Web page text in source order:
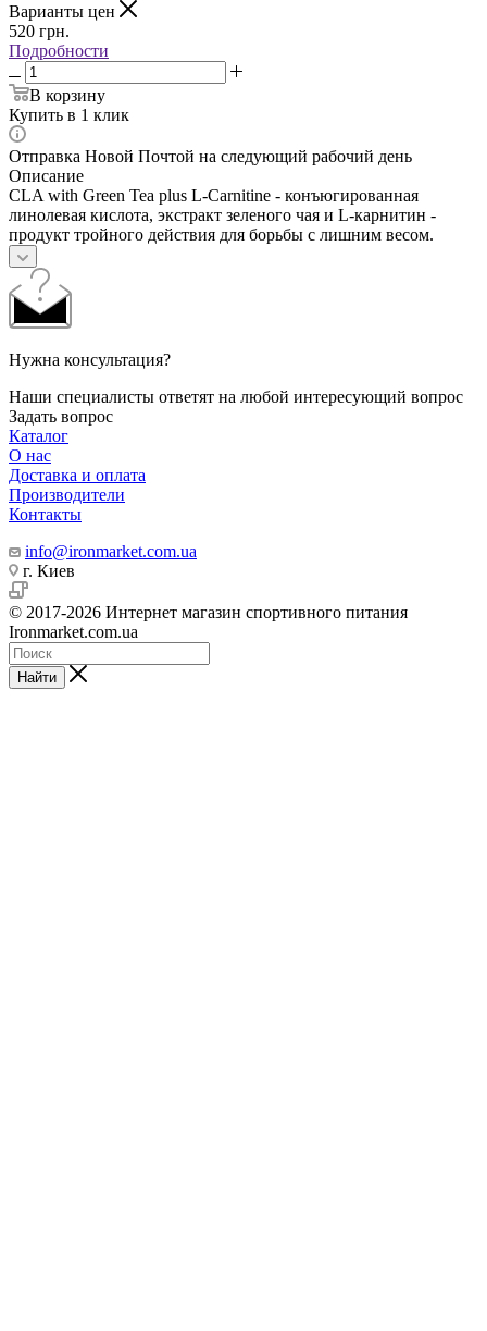
Варианты цен
520 грн.
Подробности
В корзину
Купить в 1 клик
Отправка Новой Почтой на следующий рабочий день
Описание
CLA with Green Tea plus L-Carnitine - конъюгированная
линолевая кислота, экстракт зеленого чая и L-карнитин -
продукт тройного действия для борьбы с лишним весом.
Нужна консультация?
Наши специалисты ответят на любой интересующий вопрос
Задать вопрос
Каталог
О нас
Доставка и оплата
Производители
Контакты
info@ironmarket.com.ua
г. Киев
© 2017-2026 Интернет магазин спортивного питания
Ironmarket.com.ua
Найти